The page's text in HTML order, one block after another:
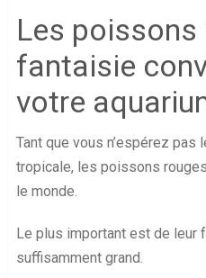
Les poissons
fantaisie
votre
Tant que vous n’espérez pas
tropicale, les poissons
le monde.
Le plus important est de leur
suffisamment grand.